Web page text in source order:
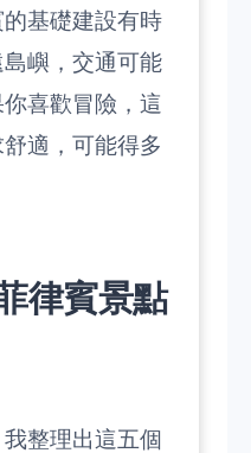
基礎建設有時
嶼，交通可能
喜歡冒險，這
適，可能得多
律賓景點
整理出這五個